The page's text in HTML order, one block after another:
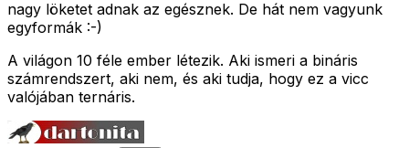
nagy löketet adnak az egésznek. De hát nem vagyunk
egyformák :-)
A világon 10 féle ember létezik. Aki ismeri a bináris
számrendszert, aki nem, és aki tudja, hogy ez a vicc
valójában ternáris.